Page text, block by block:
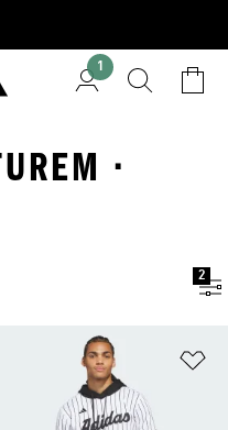
1
·
2
do listy życzeń